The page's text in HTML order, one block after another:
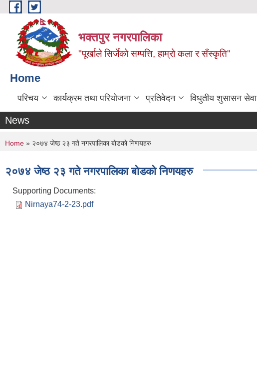
Skip to main content
भक्तपुर नगरपालिका
"पूर्खाले सिर्जेको सम्पत्ति, हाम्रो कला र सँस्कृति"
Home
परिचय कार्यक्रम तथा परियोजना प्रतिवेदन विधुतीय शुसासन सेवा
News
You are here
Home » २०७४ जेष्ठ २३ गते नगरपालिका बाेडकाे निणयहरु
२०७४ जेष्ठ २३ गते नगरपालिका बाेडकाे निणयहरु
Supporting Documents:
Nirnaya74-2-23.pdf